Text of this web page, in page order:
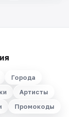
Города
Артисты
Промокоды